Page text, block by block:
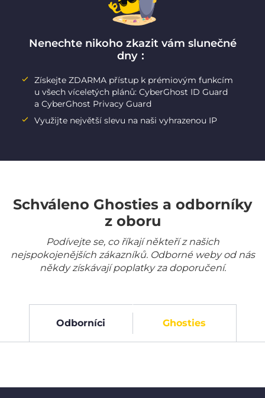
Nenechte nikoho zkazit vám slunečné
dny：
Získejte ZDARMA přístup k prémiovým funkcím
u všech víceletých plánů: CyberGhost ID Guard
a CyberGhost Privacy Guard
Využijte největší slevu na naši vyhrazenou IP
Schváleno Ghosties a odborníky
z oboru
Podívejte se, co říkají někteří z našich
nejspokojenějších zákazníků. Odborné weby od nás
někdy získávají poplatky za doporučení.
Odborníci Ghosties